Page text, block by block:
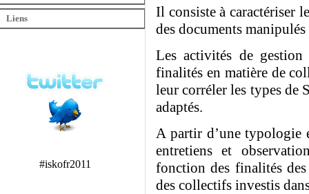
Liens
#iskofr2011
Il consiste à caractériser
des documents manipulés
Les activités de
finalités en matière de
leur corréler les types de
adaptés.
A partir d’une typologie
entretiens et
fonction des finalités
des collectifs investis